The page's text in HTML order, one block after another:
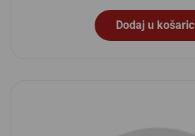
Dodaj u